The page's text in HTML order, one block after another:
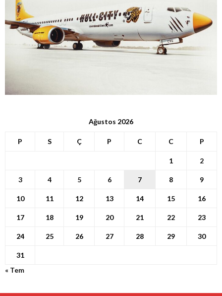
Ağustos 2026
P S Ç P C C P
1 2
3 4 5 6 7 8 9
10 11 12 13 14 15 16
17 18 19 20 21 22 23
24 25 26 27 28 29 30
31
« Tem